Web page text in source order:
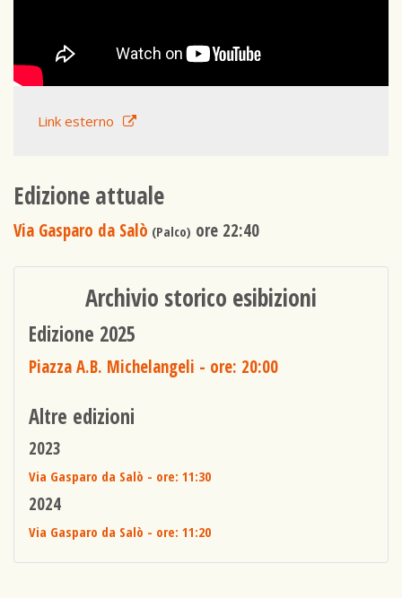
Link esterno
Edizione attuale
Via Gasparo da Salò (Palco) ore 22:40
Archivio storico esibizioni
Edizione 2025
Piazza A.B. Michelangeli - ore: 20:00
Altre edizioni
2023
Via Gasparo da Salò - ore: 11:30
2024
Via Gasparo da Salò - ore: 11:20